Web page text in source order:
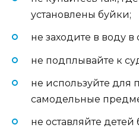
установлены буйки;
не заходите в воду
не подплывайте к
не используйте для
самодельные
не оставляйте детей